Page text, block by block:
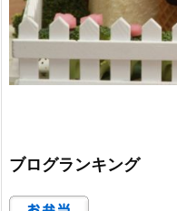
ブログランキング